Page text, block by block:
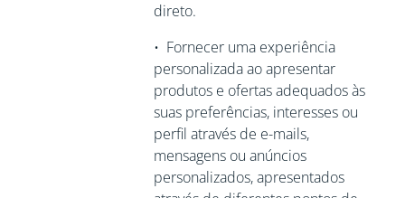
direto.
• Fornecer uma experiência
personalizada ao apresentar
produtos e ofertas adequados às
suas preferências, interesses ou
perfil através de e-mails,
mensagens ou anúncios
personalizados, apresentados